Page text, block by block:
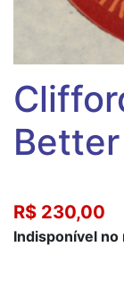
R$ 230,00
Indisponível